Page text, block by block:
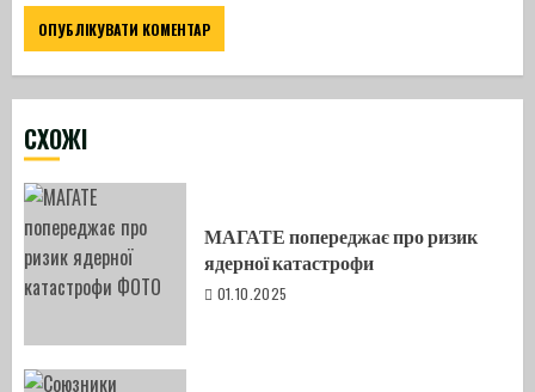
CХОЖІ
МАГАТЕ попереджає про ризик
ядерної катастрофи
01.10.2025